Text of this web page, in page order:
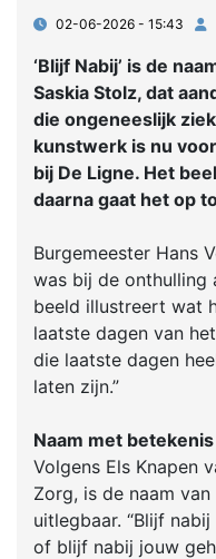
02-06-2026 - 15:43
‘Blijf Nabij’ is de
Saskia Stolz, dat
die ongeneeslijk
kunstwerk is nu
bij De Ligne. Het
daarna gaat het op
Burgemeester Hans
was bij de onthulling
beeld illustreert wat
laatste dagen van
die laatste dagen
laten zijn.”
Naam met betekenis
Volgens Els Knapen
Zorg, is de naam
uitlegbaar. “Blijf
of blijf nabij jouw